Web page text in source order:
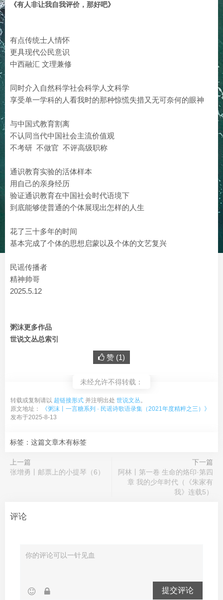
《有人非让我自我评价，那好吧》
有点传统士人情怀
更具现代公民意识
中西融汇 文理兼修
同时介入自然科学社会科学人文科学
享受单一学科的人看我时的那种惊慌失措又无可奈何的眼神
与中国式教育割离
不认同当代中国社会主流价值观
不考研 不做官 不评高级职称
通识教育实验的活体样本
用自己的亲身经历
验证通识教育在中国社会时代语境下
到底能够使普通的个体展现出怎样的人生
花了三十多年的时间
基本完成了个体的思想启蒙以及个体的文艺复兴
民谣传播者
精神帅哥
2025.5.12
粥沫更多作品
世说文丛总索引
赞 (1)
未经允许不得转载：
转载或复制请以 超链接形式 并注明出处 世说文丛。
原文地址：
《粥沫丨一言糖系列 · 民谣诗歌语录集（2021年度精粹之三）》
发布于2025-8-13
标签：这篇文章木有标签
上一篇
张增勇丨邮票上的小提琴（6）
下一篇
阿林丨第一卷 生命的烙印·第四
章 我的少年时代（《朱家有
我》连载5）
评论
提交评论